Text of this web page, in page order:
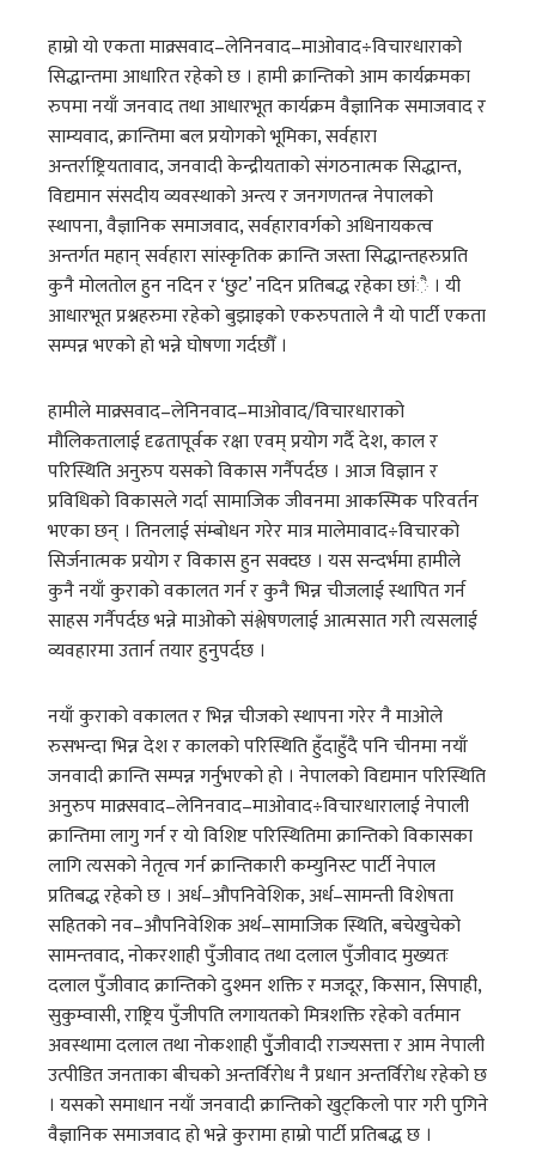
हाम्रो यो एकता माक्र्सवाद–लेनिनवाद–माओवाद÷विचारधाराको
सिद्धान्तमा आधारित रहेको छ । हामी क्रान्तिको आम कार्यक्रमका
रुपमा नयाँ जनवाद तथा आधारभूत कार्यक्रम वैज्ञानिक समाजवाद र
साम्यवाद, क्रान्तिमा बल प्रयोगको भूमिका, सर्वहारा
अन्तर्राष्ट्रियतावाद, जनवादी केन्द्रीयताको संगठनात्मक सिद्धान्त,
विद्यमान संसदीय व्यवस्थाको अन्त्य र जनगणतन्त्र नेपालको
स्थापना, वैज्ञानिक समाजवाद, सर्वहारावर्गको अधिनायकत्व
अन्तर्गत महान् सर्वहारा सांस्कृतिक क्रान्ति जस्ता सिद्धान्तहरुप्रति
कुनै मोलतोल हुन नदिन र ‘छुट’ नदिन प्रतिबद्ध रहेका छांै । यी
आधारभूत प्रश्नहरुमा रहेको बुझाइको एकरुपताले नै यो पार्टी एकता
सम्पन्न भएको हो भन्ने घोषणा गर्दछौँ ।
हामीले माक्र्सवाद–लेनिनवाद–माओवाद/विचारधाराको
मौलिकतालाई दृढतापूर्वक रक्षा एवम् प्रयोग गर्दै देश, काल र
परिस्थिति अनुरुप यसको विकास गर्नैपर्दछ । आज विज्ञान र
प्रविधिको विकासले गर्दा सामाजिक जीवनमा आकस्मिक परिवर्तन
भएका छन् । तिनलाई संम्बोधन गरेर मात्र मालेमावाद÷विचारको
सिर्जनात्मक प्रयोग र विकास हुन सक्दछ । यस सन्दर्भमा हामीले
कुनै नयाँ कुराको वकालत गर्न र कुनै भिन्न चीजलाई स्थापित गर्न
साहस गर्नैपर्दछ भन्ने माओको संश्लेषणलाई आत्मसात गरी त्यसलाई
व्यवहारमा उतार्न तयार हुनुपर्दछ ।
नयाँ कुराको वकालत र भिन्न चीजको स्थापना गरेर नै माओले
रुसभन्दा भिन्न देश र कालको परिस्थिति हुँदाहुँदै पनि चीनमा नयाँ
जनवादी क्रान्ति सम्पन्न गर्नुभएको हो । नेपालको विद्यमान परिस्थिति
अनुरुप माक्र्सवाद–लेनिनवाद–माओवाद÷विचारधारालाई नेपाली
क्रान्तिमा लागु गर्न र यो विशिष्ट परिस्थितिमा क्रान्तिको विकासका
लागि त्यसको नेतृत्व गर्न क्रान्तिकारी कम्युनिस्ट पार्टी नेपाल
प्रतिबद्ध रहेको छ । अर्ध–औपनिवेशिक, अर्ध–सामन्ती विशेषता
सहितको नव–औपनिवेशिक अर्थ–सामाजिक स्थिति, बचेखुचेको
सामन्तवाद, नोकरशाही पुँजीवाद तथा दलाल पुँजीवाद मुख्यतः
दलाल पुँजीवाद क्रान्तिको दुश्मन शक्ति र मजदूर, किसान, सिपाही,
सुकुम्वासी, राष्ट्रिय पुँजीपति लगायतको मित्रशक्ति रहेको वर्तमान
अवस्थामा दलाल तथा नोकशाही पुुँजीवादी राज्यसत्ता र आम नेपाली
उत्पीडित जनताका बीचको अन्तर्विरोध नै प्रधान अन्तर्विरोध रहेको छ
। यसको समाधान नयाँ जनवादी क्रान्तिको खुट्किलो पार गरी पुगिने
वैज्ञानिक समाजवाद हो भन्ने कुरामा हाम्रो पार्टी प्रतिबद्ध छ ।